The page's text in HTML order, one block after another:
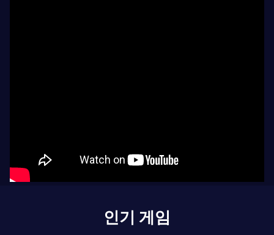
인기 게임